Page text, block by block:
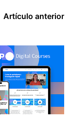
Artículo anterior